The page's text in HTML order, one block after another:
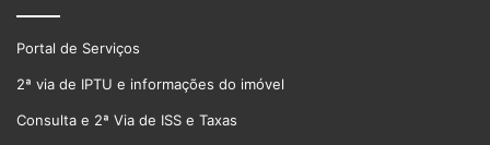
Portal de Serviços
2ª via de IPTU e informações do imóvel
Consulta e 2ª Via de ISS e Taxas